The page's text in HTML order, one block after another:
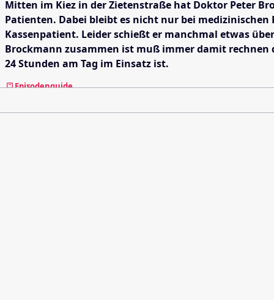
Mitten im Kiez in der Zietenstraße hat Doktor Peter
Patienten. Dabei bleibt es nicht nur bei
Kassenpatient. Leider schießt er manchmal etwas
Brockmann zusammen ist muß immer damit rechnen
24 Stunden am Tag im Einsatz ist.
Episodenguide